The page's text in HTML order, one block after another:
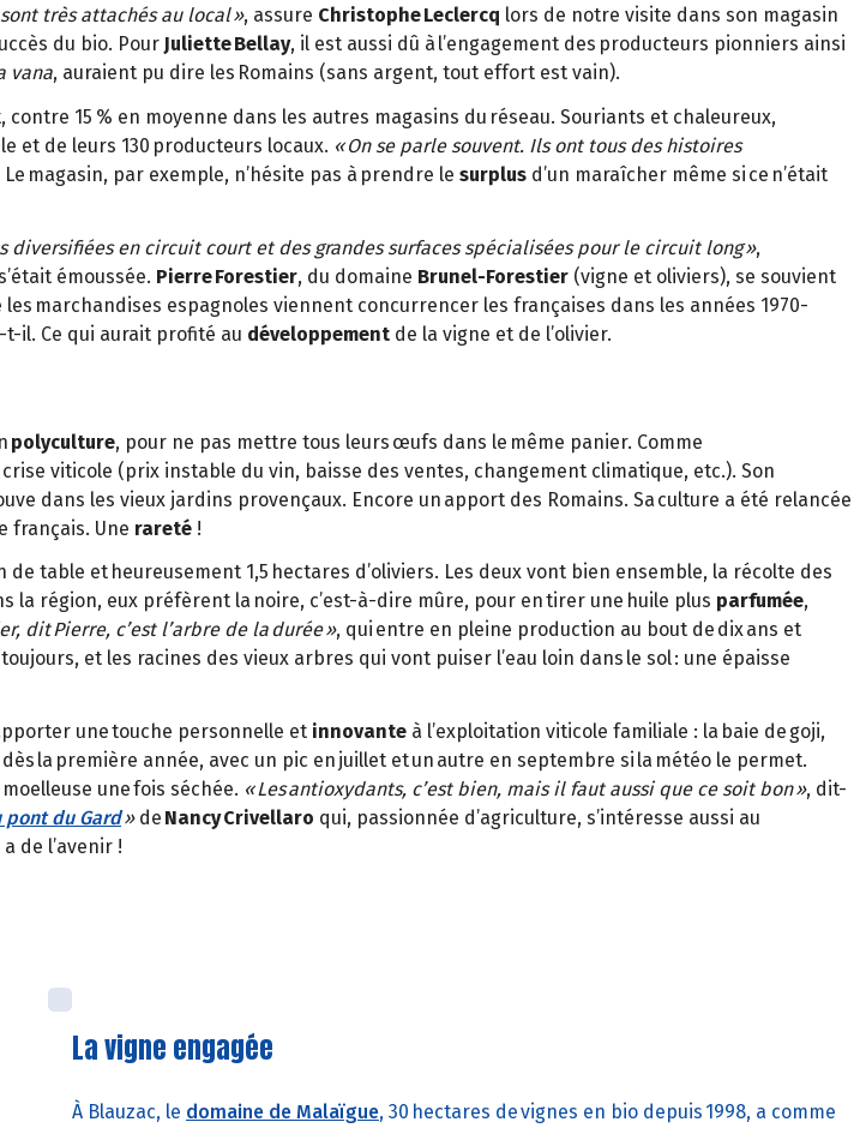
très attachés au local », assure Christophe Leclercq lors de notre visite dans son magasin
du bio. Pour Juliette Bellay, il est aussi dû à l’engagement des producteurs pionniers ainsi
vana, auraient pu dire les Romains (sans argent, tout effort est vain).
15 % en moyenne dans les autres magasins du réseau. Souriants et chaleureux,
et de leurs 130 producteurs locaux. « On se parle souvent. Ils ont tous des histoires
magasin, par exemple, n’hésite pas à prendre le surplus d’un maraîcher même si ce n’était
diversifiées en circuit court et des grandes surfaces spécialisées pour le circuit long »,
émoussée. Pierre Forestier, du domaine Brunel-Forestier (vigne et oliviers), se souvient
les marchandises espagnoles viennent concurrencer les françaises dans les années 1970-
t-il. Ce qui aurait profité au développement de la vigne et de l’olivier.
polyculture, pour ne pas mettre tous leurs œufs dans le même panier. Comme
viticole (prix instable du vin, baisse des ventes, changement climatique, etc.). Son
dans les vieux jardins provençaux. Encore un apport des Romains. Sa culture a été relancée
français. Une rareté !
table et heureusement 1,5 hectares d’oliviers. Les deux vont bien ensemble, la récolte des
la région, eux préfèrent la noire, c’est-à-dire mûre, pour en tirer une huile plus parfumée,
dit Pierre, c’est l’arbre de la durée », qui entre en pleine production au bout de dix ans et
et les racines des vieux arbres qui vont puiser l’eau loin dans le sol : une épaisse
une touche personnelle et innovante à l’exploitation viticole familiale : la baie de goji,
la première année, avec un pic en juillet et un autre en septembre si la météo le permet.
une fois séchée. « Les antioxydants, c’est bien, mais il faut aussi que ce soit bon », dit-
pont du Gard»de Nancy Crivellaro qui, passionnée d’agriculture, s’intéresse aussi au
de l’avenir !
La vigne engagée
À Blauzac, le domaine de Malaïgue, 30 hectares de vignes en bio depuis 1998, a comme